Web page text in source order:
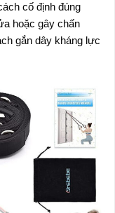
cố định đúng
hoặc gây chấn
gắn dây kháng lực